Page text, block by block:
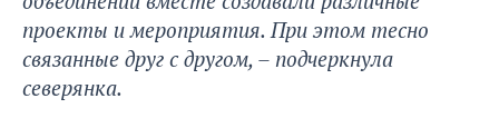
проекты и мероприятия. При этом тесно
связанные друг с другом, – подчеркнула
северянка.